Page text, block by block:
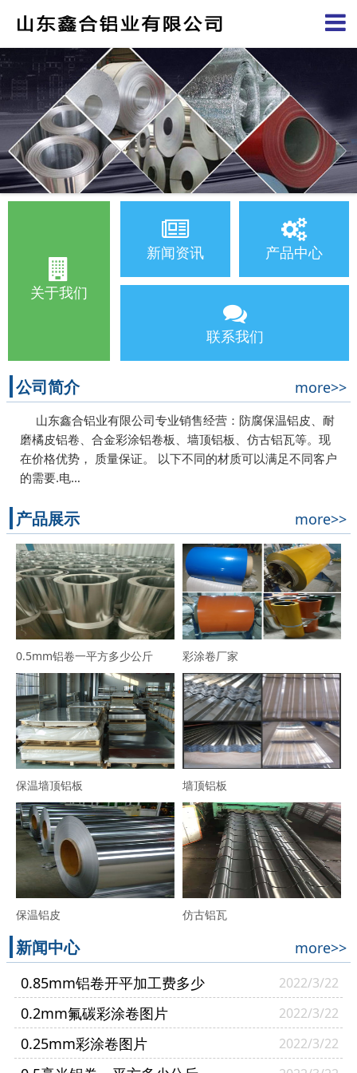
关于我们
新闻资讯 产品中心
联系我们
公司简介 more>>
山东鑫合铝业有限公司专业销售经营：防腐保温铝皮、耐
磨橘皮铝卷、合金彩涂铝卷板、墙顶铝板、仿古铝瓦等。现
在价格优势， 质量保证。 以下不同的材质可以满足不同客户
的需要.电…
产品展示 more>>
0.5mm铝卷一平方多少公斤 彩涂卷厂家
保温墙顶铝板 墙顶铝板
保温铝皮 仿古铝瓦
新闻中心
more>>
0.85mm铝卷开平加工费多少
2022/3/22
0.2mm氟碳彩涂卷图片 2022/3/22
0.25mm彩涂卷图片 2022/3/22